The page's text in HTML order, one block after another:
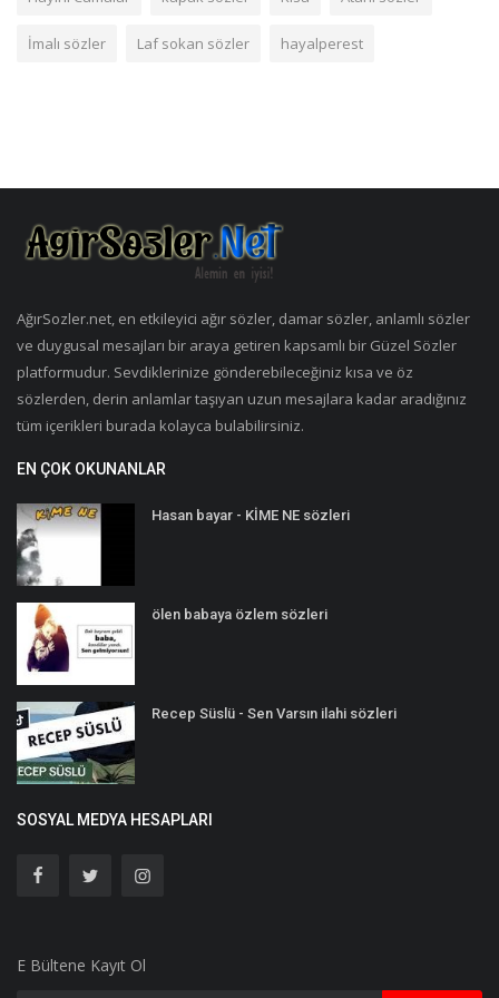
İmalı sözler Laf sokan sözler hayalperest
AğırSozler.net, en etkileyici ağır sözler, damar sözler, anlamlı sözler
ve duygusal mesajları bir araya getiren kapsamlı bir Güzel Sözler
platformudur. Sevdiklerinize gönderebileceğiniz kısa ve öz
sözlerden, derin anlamlar taşıyan uzun mesajlara kadar aradığınız
tüm içerikleri burada kolayca bulabilirsiniz.
EN ÇOK OKUNANLAR
Hasan bayar - KİME NE sözleri
ölen babaya özlem sözleri
Recep Süslü - Sen Varsın ilahi sözleri
SOSYAL MEDYA HESAPLARI
E Bültene Kayıt Ol